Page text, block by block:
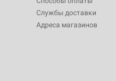
Службы доставки
Адреса магазинов